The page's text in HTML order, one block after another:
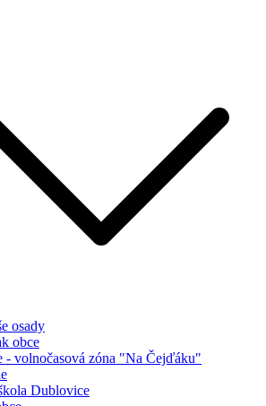
osady
obce
- volnočasová zóna "Na Čejďáku"
Dublovice